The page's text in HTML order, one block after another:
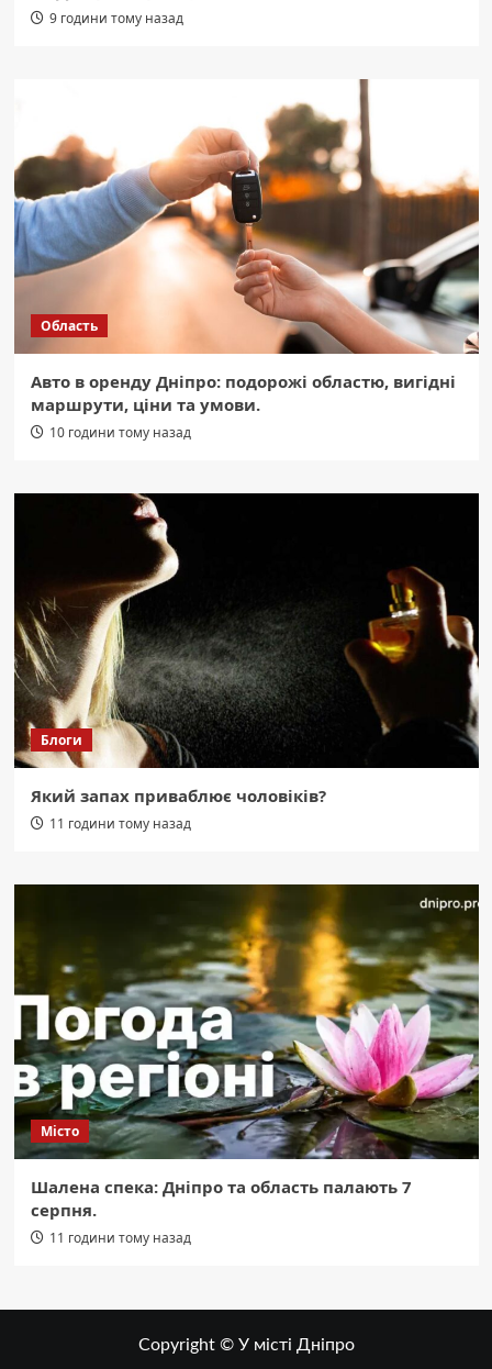
9 години тому назад
Область
Авто в оренду Дніпро: подорожі областю, вигідні
маршрути, ціни та умови.
10 години тому назад
Блоги
Який запах приваблює чоловіків?
11 години тому назад
Місто
Шалена спека: Дніпро та область палають 7
серпня.
11 години тому назад
Copyright © У місті Дніпро